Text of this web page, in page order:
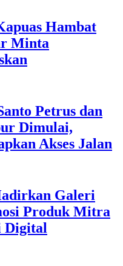
Hambat
Minta
Petrus dan
Dimulai,
Akses Jalan
Galeri
Produk Mitra
Digital